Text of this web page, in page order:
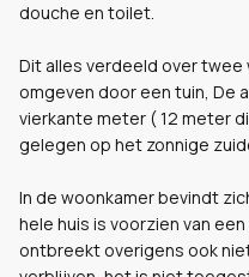
douche en toilet.
Dit alles verdeeld over twee
omgeven door een tuin, De
vierkante meter ( 12 meter
gelegen op het zonnige
In de woonkamer bevindt
hele huis is voorzien van
ontbreekt overigens ook